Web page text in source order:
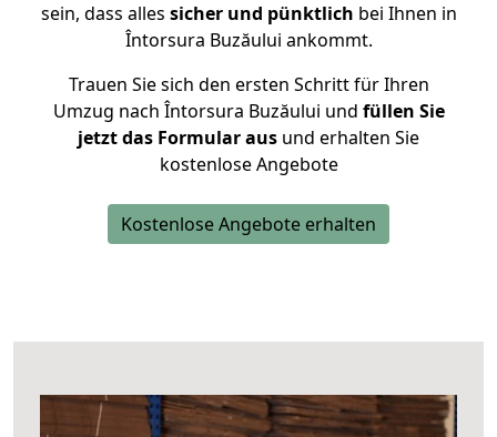
sein, dass alles sicher und pünktlich bei Ihnen in
Întorsura Buzăului ankommt.
Trauen Sie sich den ersten Schritt für Ihren
Umzug nach Întorsura Buzăului und füllen Sie
jetzt das Formular aus und erhalten Sie
kostenlose Angebote
Kostenlose Angebote erhalten